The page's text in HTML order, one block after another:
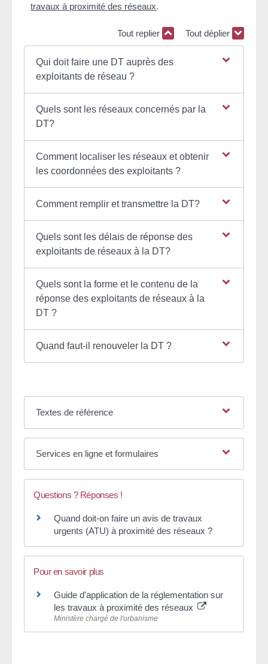
travaux à proximité des réseaux.
Tout replier Tout déplier
Qui doit faire une DT auprès des
exploitants de réseau ?
Quels sont les réseaux concernés par la
DT?
Comment localiser les réseaux et obtenir
les coordonnées des exploitants ?
Comment remplir et transmettre la DT?
Quels sont les délais de réponse des
exploitants de réseaux à la DT?
Quels sont la forme et le contenu de la
réponse des exploitants de réseaux à la
DT ?
Quand faut-il renouveler la DT ?
Textes de référence
Services en ligne et formulaires
Questions ? Réponses !
Quand doit-on faire un avis de travaux
urgents (ATU) à proximité des réseaux ?
Pour en savoir plus
Guide d'application de la réglementation sur
les travaux à proximité des réseaux
Ministère chargé de l'urbanisme